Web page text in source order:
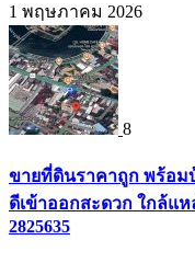
1 พฤษภาคม 2026
8
ขายที่ดินราคาถูก พร้อมบ้
ดีเข้าออกสะดวก ใกล้แ
2825635